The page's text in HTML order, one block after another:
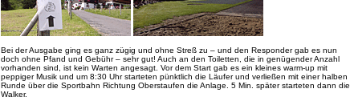
Bei der Ausgabe ging es ganz zügig und ohne Streß zu – und den Responder gab es nun
doch ohne Pfand und Gebühr – sehr gut! Auch an den Toiletten, die in genügender Anzahl
vorhanden sind, ist kein Warten angesagt. Vor dem Start gab es ein kleines warm-up mit
peppiger Musik und um 8:30 Uhr starteten pünktlich die Läufer und verließen mit einer halben
Runde über die Sportbahn Richtung Oberstaufen die Anlage. 5 Min. später starteten dann die
Walker.